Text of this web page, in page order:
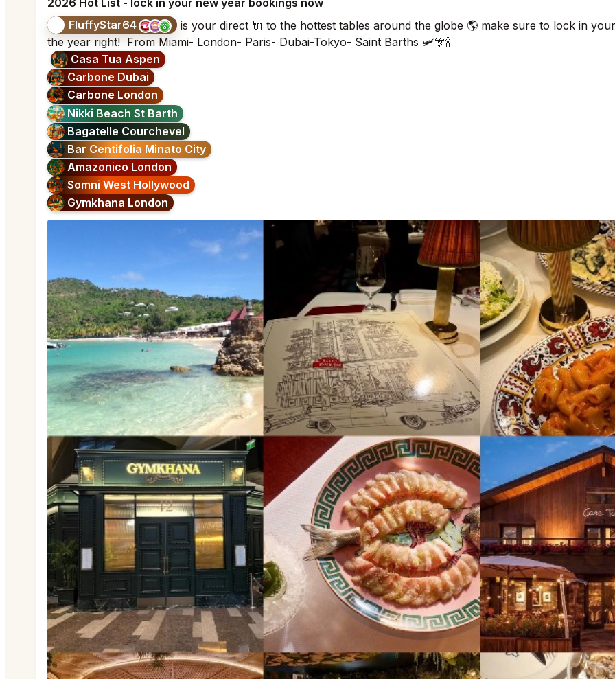
2026 Hot List - lock in your new year bookings now
FluffyStar64
is your direct 🔌 to the hottest tables around the globe 🌎 make sure to lock in
the year right! From Miami- London- Paris- Dubai-Tokyo- Saint Barths 🛩️🎊🍾
Casa Tua Aspen
Carbone Dubai
Carbone London
Nikki Beach St Barth
Bagatelle Courchevel
Bar Centifolia Minato City
Amazonico London
Somni West Hollywood
Gymkhana London